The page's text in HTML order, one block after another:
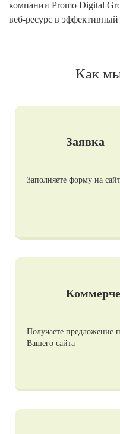
компании Promo Digital
веб-ресурс в
Как
Заявка
Заполняете форму на
Получаете предложение
Вашего сайта